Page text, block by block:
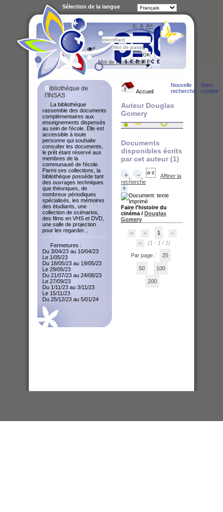
Accueil
Nouvelle
recherche
Votre
compte
Auteur Douglas
Gomery
Documents
disponibles écrits
par cet auteur (1)
Affiner la
recherche
Faire l'histoire du
cinéma / Douglas
Gomery
1
(1 - 1 / 1)
Par page : 25
50 100
200
Bibliothèque de
l'INSAS
La bibliothèque
rassemble des documents
complémentaires aux
enseignements dispensés
au sein de l'école. Elle est
accessible à toute
personne qui souhaite
consulter les documents,
le prêt étant réservé aux
membres de la
communauté de l'école.
Parmi ses collections, la
bibliothèque possède tant
des ouvrages techniques
que théoriques, de
nombreux périodiques
spécialisés, les mémoires
des étudiants, une
collection de scénarios,
des films en VHS et DVD,
une salle de projection
pour les regarder...
Fermetures :
Du 3/04/23 au 10/04/23
Le 1/05/23
Du 18/05/23 au 19/05/23
Le 29/05/23
Du 21/07/23 au 24/08/23
Le 27/09/23
Du 1/11/23 au 3/11/23
Le 15/11/23
Du 25/12/23 au 5/01/24
A- A A+
Sélection de la langue
Mot de passe oublié ?